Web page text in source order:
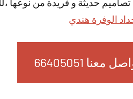
الوفرة هندي
معنا 66405051